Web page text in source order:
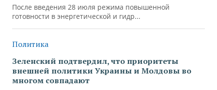
После введения 28 июля режима повышенной
готовности в энергетической и гидр...
Политика
Зеленский подтвердил, что приоритеты
внешней политики Украины и Молдовы во
многом совпадают